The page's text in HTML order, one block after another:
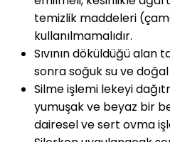
temizlik maddeleri
kullanılmamalıdır.
Sıvının döküldüğü
sonra soğuk su ve
Silme işlemi lekeyi
yumuşak ve beyaz bir
dairesel ve sert ovma